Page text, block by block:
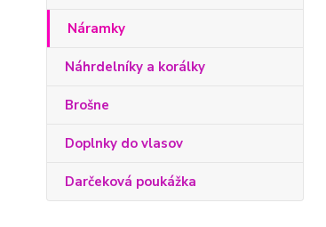
Náramky
Náhrdelníky a korálky
Brošne
Doplnky do vlasov
Darčeková poukážka